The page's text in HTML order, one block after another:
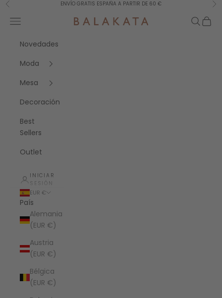
Ir al contenido
Anterior ENVÍO GRATIS ESPAÑA A PARTIR DE 60 €
Balakata España
Menú Buscar
Cesta
Novedades
Moda
Mesa
Decoración
Best
Sellers
Outlet
INICIAR
SESIÓN
EUR €
País
Alemania
(EUR €)
Austria
(EUR €)
Bélgica
(EUR €)